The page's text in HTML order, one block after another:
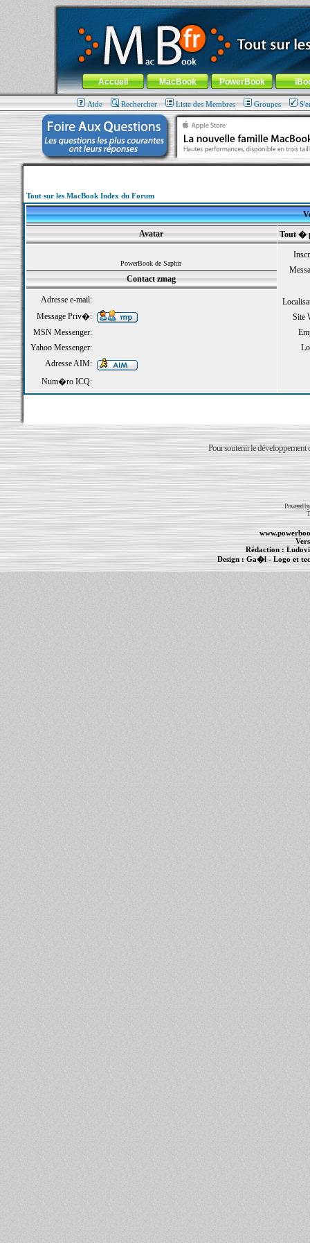
MacBook-fr.com : 100% Apple... 100% nomade !
Aller au contenu-Aller au menu général-Aller au menu de
Menu général
Accueil MacBook PowerBook
Aide Rechercher Liste des Membres Groupes
Tout sur les MacBook Index du Forum
Avatar
Tout �
PowerBook de Saphir
Site
Contact zmag
Adresse e-mail:
Message Priv�:
MSN Messenger:
Yahoo Messenger:
Adresse AIM:
Num�ro ICQ:
Pour soutenir le développement
Powered
Rédaction :
Design : Ga�l - Logo et